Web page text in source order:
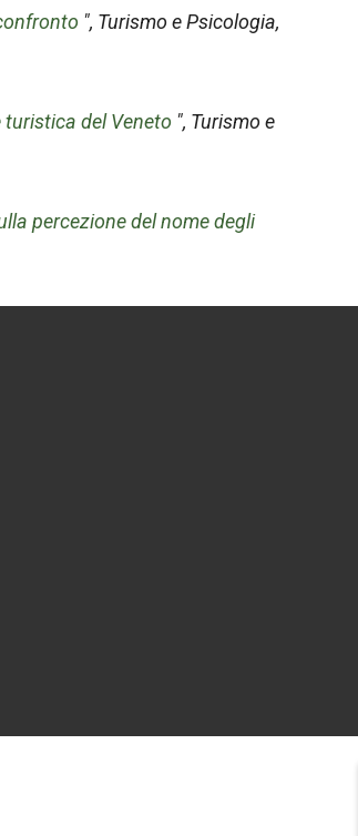
", Turismo e Psicologia,
del Veneto ", Turismo e
percezione del nome degli